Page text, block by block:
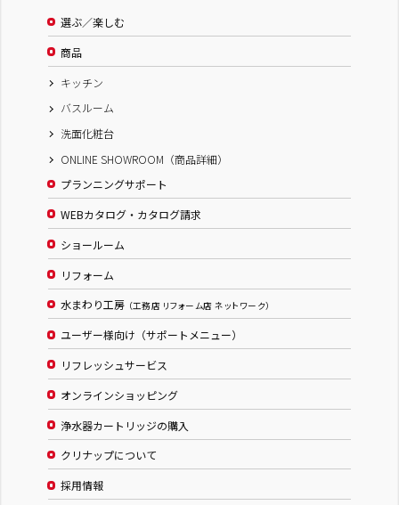
選ぶ／楽しむ
商品
キッチン
バスルーム
洗面化粧台
ONLINE SHOWROOM（商品詳細）
プランニングサポート
WEBカタログ・カタログ請求
ショールーム
リフォーム
水まわり工房 （工務店 リフォーム店 ネットワーク）
ユーザー様向け（サポートメニュー）
リフレッシュサービス
オンラインショッピング
浄水器カートリッジの購入
クリナップについて
採用情報